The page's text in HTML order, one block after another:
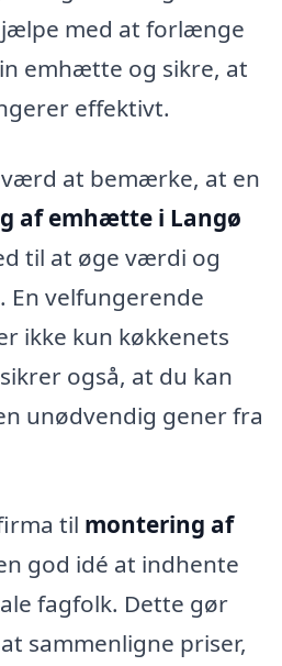
med at forlænge
emhætte og sikre, at
effektivt.
at bemærke, at en
af emhætte i Langø
til at øge værdi og
En velfungerende
ikke kun køkkenets
også, at du kan
unødvendig gener fra
til montering af
god idé at indhente
fagfolk. Dette gør
sammenligne priser,